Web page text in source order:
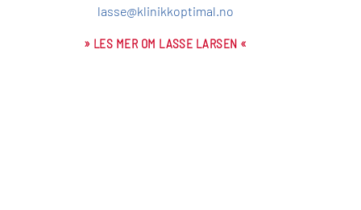
lasse@klinikkoptimal.no
» LES MER OM LASSE LARSEN «